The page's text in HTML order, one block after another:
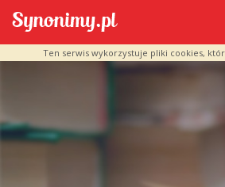
Ten serwis wykorzystuje pliki cookies,